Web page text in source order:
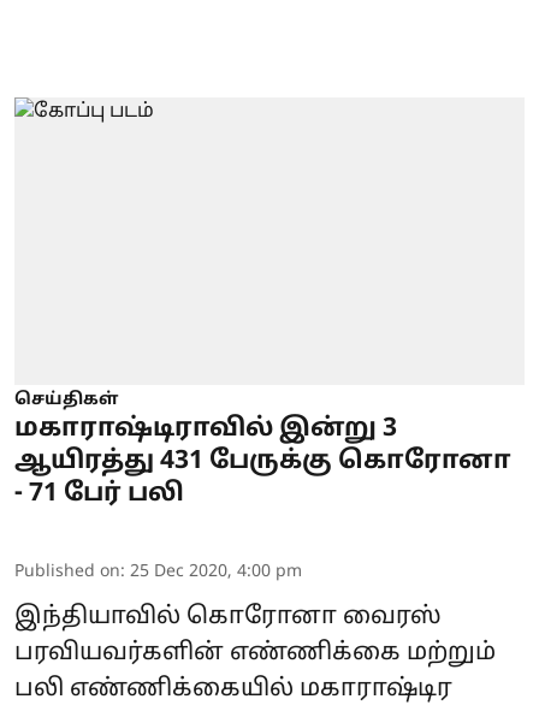
செய்திகள்
மகாராஷ்டிராவில் இன்று 3
ஆயிரத்து 431 பேருக்கு கொரோனா
- 71 பேர் பலி
Published on: 25 Dec 2020, 4:00 pm
இந்தியாவில் கொரோனா வைரஸ்
பரவியவர்களின் எண்ணிக்கை மற்றும்
பலி எண்ணிக்கையில் மகாராஷ்டிர